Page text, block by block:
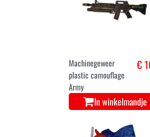
Machinegeweer
plastic camouflage
Army
€
In winkelmandje